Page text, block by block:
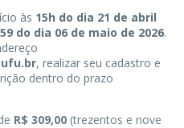
às 15h do dia 21 de abril
do dia 06 de maio de 2026.
, realizar seu cadastro e
dentro do prazo
R$ 309,00 (trezentos e nove